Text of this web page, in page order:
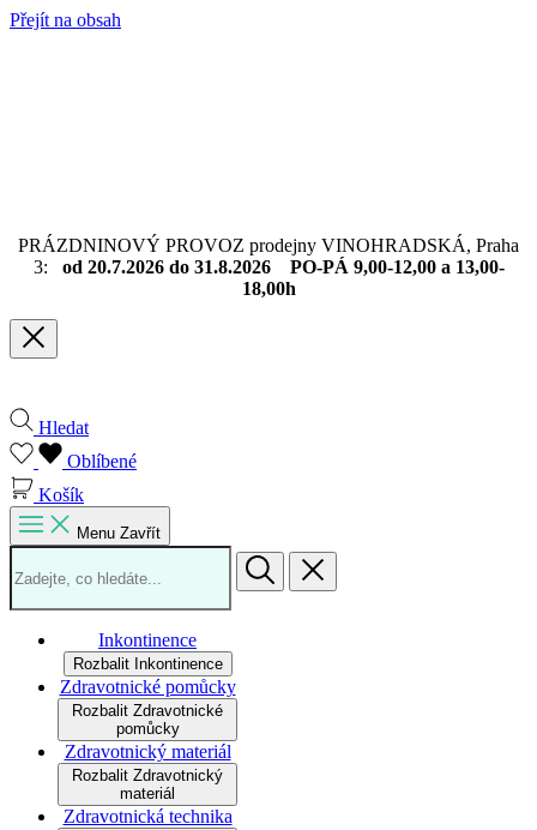
Přejít na obsah
PRÁZDNINOVÝ PROVOZ prodejny VINOHRADSKÁ, Praha
3: od 20.7.2026 do 31.8.2026 PO-PÁ 9,00-12,00 a 13,00-
18,00h
Hledat
Oblíbené
Košík
Menu Zavřít
Inkontinence
Rozbalit Inkontinence
Zdravotnické pomůcky
Rozbalit Zdravotnické
pomůcky
Zdravotnický materiál
Rozbalit Zdravotnický
materiál
Zdravotnická technika